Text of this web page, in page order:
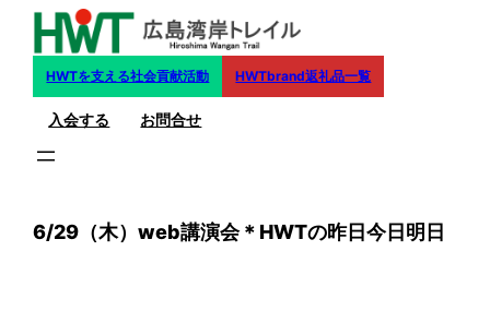
HWTを支える社会貢献活動 HWTbrand返礼品一覧
入会する お問合せ
6/29（木）web講演会＊HWTの昨日今日明日